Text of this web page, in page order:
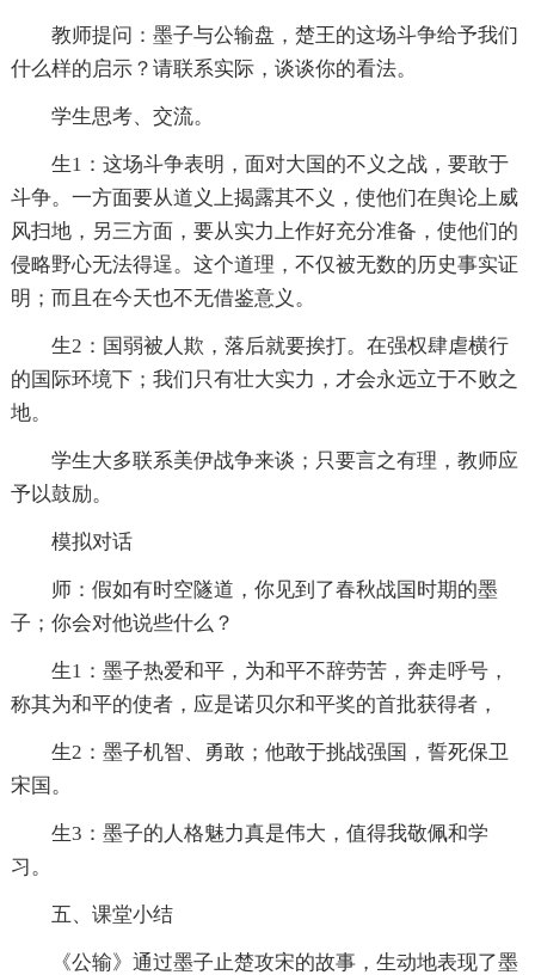
教师提问：墨子与公输盘，楚王的这场斗争给予我们
什么样的启示？请联系实际，谈谈你的看法。
学生思考、交流。
生1：这场斗争表明，面对大国的不义之战，要敢于
斗争。一方面要从道义上揭露其不义，使他们在舆论上威
风扫地，另三方面，要从实力上作好充分准备，使他们的
侵略野心无法得逞。这个道理，不仅被无数的历史事实证
明；而且在今天也不无借鉴意义。
生2：国弱被人欺，落后就要挨打。在强权肆虐横行
的国际环境下；我们只有壮大实力，才会永远立于不败之
地。
学生大多联系美伊战争来谈；只要言之有理，教师应
予以鼓励。
模拟对话
师：假如有时空隧道，你见到了春秋战国时期的墨
子；你会对他说些什么？
生1：墨子热爱和平，为和平不辞劳苦，奔走呼号，
称其为和平的使者，应是诺贝尔和平奖的首批获得者，
生2：墨子机智、勇敢；他敢于挑战强国，誓死保卫
宋国。
生3：墨子的人格魅力真是伟大，值得我敬佩和学
习。
五、课堂小结
《公输》通过墨子止楚攻宋的故事，生动地表现了墨